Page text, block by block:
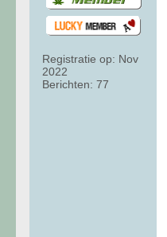
Registratie op: Nov
2022
Berichten: 77